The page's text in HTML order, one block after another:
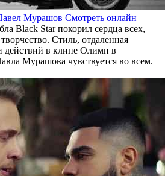
Мурашов Смотреть онлайн
Black Star покорил сердца всех,
Стиль, отдаленная
действий в клипе Олимп в
Мурашова чувствуется во всем.